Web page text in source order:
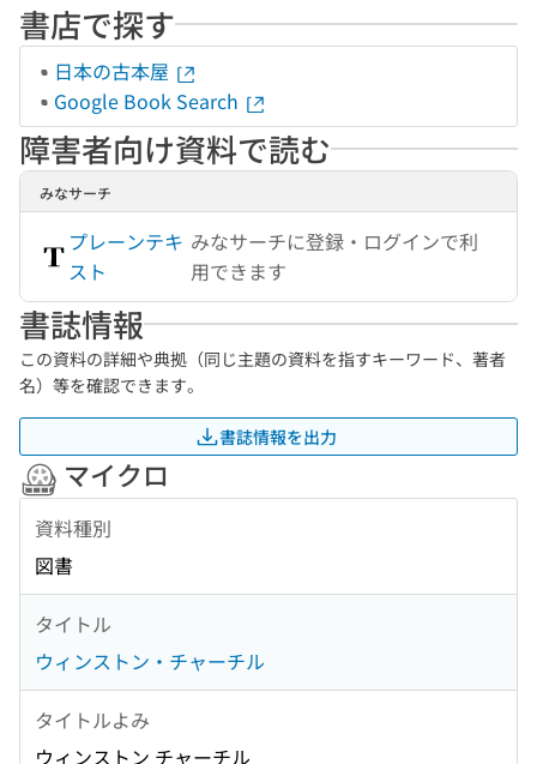
書店で探す
日本の古本屋
Google Book Search
障害者向け資料で読む
みなサーチ
プレーンテキ
スト
みなサーチに登録・ログインで利
用できます
書誌情報
この資料の詳細や典拠（同じ主題の資料を指すキーワード、著者
名）等を確認できます。
書誌情報を出力
マイクロ
資料種別
図書
タイトル
ウィンストン・チャーチル
タイトルよみ
ウィンストン チャーチル